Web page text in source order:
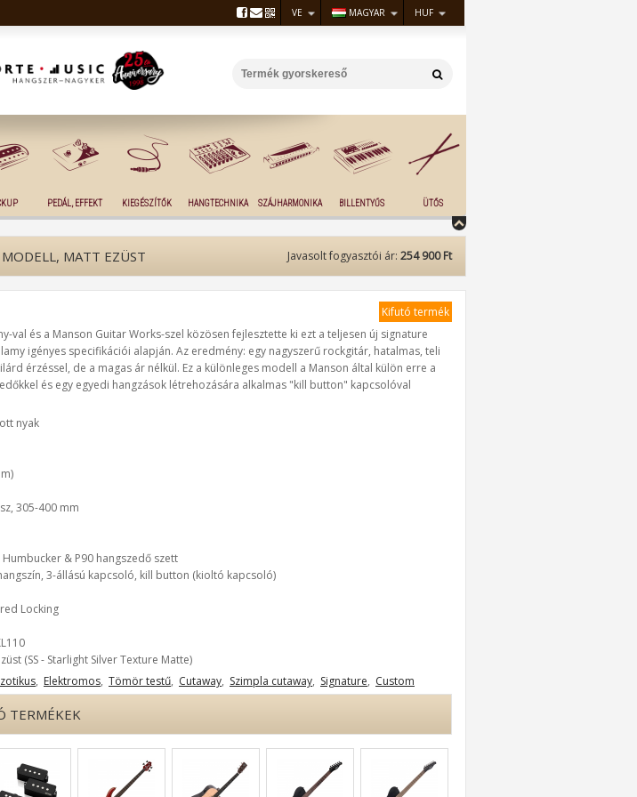
VE MAGYAR HUF
PEDÁL, EFFEKT KIEGÉSZÍTŐK HANGTECHNIKA SZÁJHARMONIKA BILLENTYŰS ÜTŐS
Javasolt fogyasztói ár: 254 900 Ft
MATT EZÜST
Kifutó termék
val és a Manson Guitar Works-szel közösen fejlesztette ki ezt a teljesen új signature
igényes specifikációi alapján. Az eredmény: egy nagyszerű rockgitár, hatalmas, teli
érzéssel, de a magas ár nélkül. Ez a különleges modell a Manson által külön erre a
és egy egyedi hangzások létrehozására alkalmas "kill button" kapcsolóval
nyak
305-400 mm
& P90 hangszedő szett
3-állású kapcsoló, kill button (kioltó kapcsoló)
Locking
(SS - Starlight Silver Texture Matte)
, Elektromos, Tömör testű, Cutaway, Szimpla cutaway, Signature, Custom
TERMÉKEK